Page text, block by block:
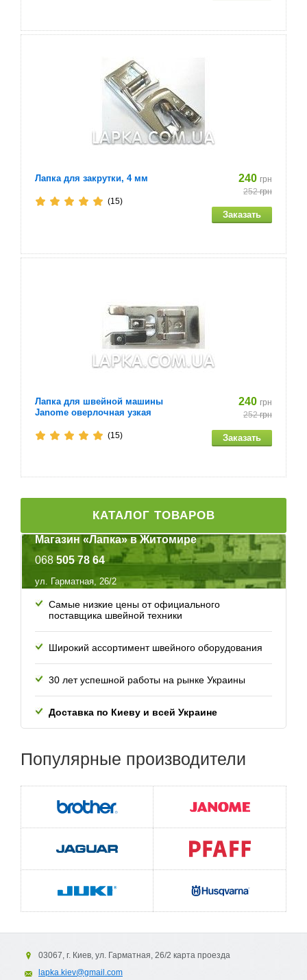
Лапка для закрутки, 4 мм 240 грн
252грн
(15)
Лапка для швейной машины
Janome оверлочная узкая
240 грн
252грн
(15)
КАТАЛОГ ТОВАРОВ
Магазин «Лапка» в Житомире
068 505 78 64
ул. Гарматная, 26/2
Самые низкие цены от официального
поставщика швейной техники
Широкий ассортимент швейного оборудования
30 лет успешной работы на рынке Украины
Доставка по Киеву и всей Украине
Популярные производители
03067, г. Киев, ул. Гарматная, 26/2 карта проезда
lapka.kiev@gmail.com